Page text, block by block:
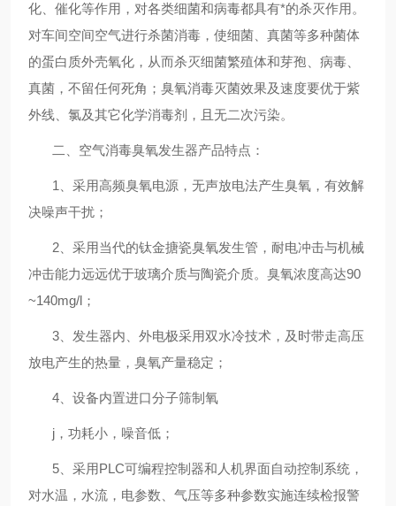
化、催化等作用，对各类细菌和病毒都具有*的杀灭作用。
对车间空间空气进行杀菌消毒，使细菌、真菌等多种菌体
的蛋白质外壳氧化，从而杀灭细菌繁殖体和芽孢、病毒、
真菌，不留任何死角；臭氧消毒灭菌效果及速度要优于紫
外线、氯及其它化学消毒剂，且无二次污染。
二、 空气消毒臭氧发生器产品特点：
1 、采用高频臭氧电源，无声放电法产生臭氧，有效解
决噪声干扰；
2、采用当代的钛金搪瓷臭氧发生管，耐电冲击与机械
冲击能力远远优于玻璃介质与陶瓷介质。臭氧浓度高达90
~140mg/l ；
3、发生器内、外电极采用双水冷技术，及时带走高压
放电产生的热量，臭氧产量稳定；
4、设备内置进口分子筛制氧
j，功耗小，噪音低；
5、采用PLC可编程控制器和人机界面自动控制系统，
对水温，水流，电参数、气压等多种参数实施连续检报警